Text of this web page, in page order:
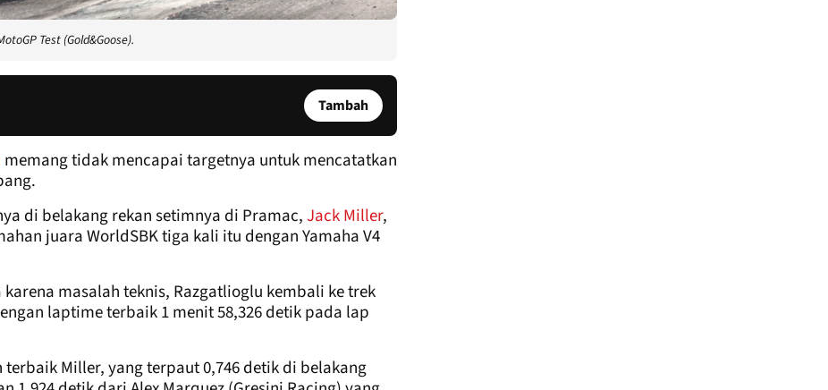
Test (Gold&Goose).
Tambah
memang tidak mencapai targetnya untuk mencatatkan
di belakang rekan setimnya di Pramac,Jack Miller,
juara WorldSBK tiga kali itu dengan Yamaha V4
masalah teknis, Razgatlioglu kembali ke trek
laptime terbaik 1 menit 58,326 detik pada lap
Miller, yang terpaut 0,746 detik di belakang